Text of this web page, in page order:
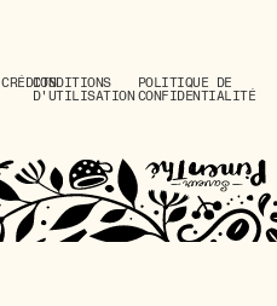
CRÉDITSCONDITIONS
D'UTILISATION
POLITIQUE DE
CONFIDENTIALITÉ